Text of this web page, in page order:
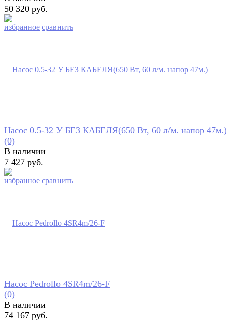
избранное сравнить
50 320 руб.
избранное сравнить
Насос 0.5-32 У БЕЗ КАБЕЛЯ(650 Вт, 60 л/м. напор
(0)
В наличии
7 427 руб.
Насос Pedrollo 4SR4m/26-F
(0)
В наличии
74 167 руб.